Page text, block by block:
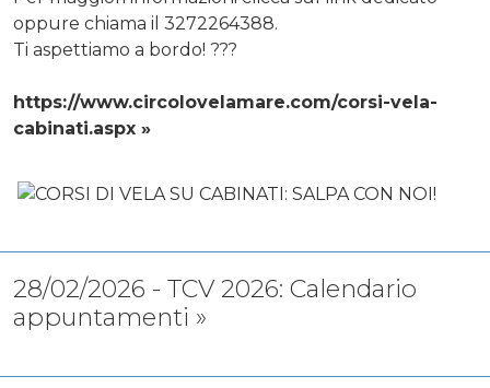
oppure chiama il 3272264388.
Ti aspettiamo a bordo! ???
https://www.circolovelamare.com/corsi-vela-
cabinati.aspx »
28/02/2026 - TCV 2026: Calendario
appuntamenti »